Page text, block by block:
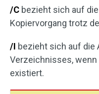
/C bezieht sich auf
Kopiervorgang trotz
/I bezieht sich auf die
Verzeichnisses,
existiert.